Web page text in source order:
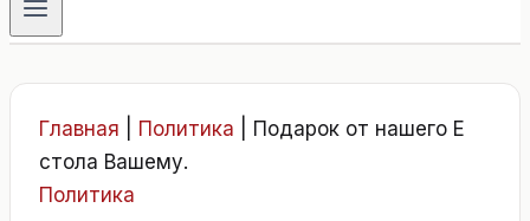
Главная Политика
Подарок от нашего Е
стола Вашему.
Политика